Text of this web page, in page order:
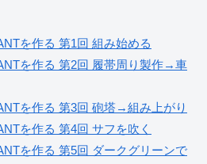
を作る 第1回 組み始める
を作る 第2回 履帯周り製作→車
を作る 第3回 砲塔→組み上がり
を作る 第4回 サフを吹く
を作る 第5回 ダークグリーンで